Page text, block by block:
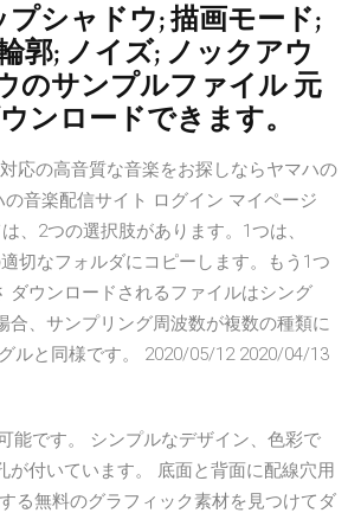
プシャドウ; 描画モード;
郭; ノイズ; ノックアウ
のサンプルファイル 元
ンロードできます。
応の高音質な音楽をお探しならヤマハの
音楽配信サイト ログイン マイページ
、2つの選択肢があります。1つは、
切なフォルダにコピーします。もう1つ
ダウンロードされるファイルはシング
、サンプリング周波数が複数の種類に
ルと同様です。 2020/05/12 2020/04/13
能です。 シンプルなデザイン、色彩で
付いています。 底面と背面に配線穴用
る無料のグラフィック素材を見つけてダ